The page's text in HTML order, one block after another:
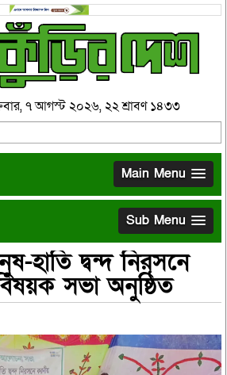
৭ আগস্ট ২০২৬, ২২ শ্রাবণ ১৪৩৩
Main Menu
Sub Menu
হাতি দ্বন্দ নিরসনে
সভা অনুষ্ঠিত